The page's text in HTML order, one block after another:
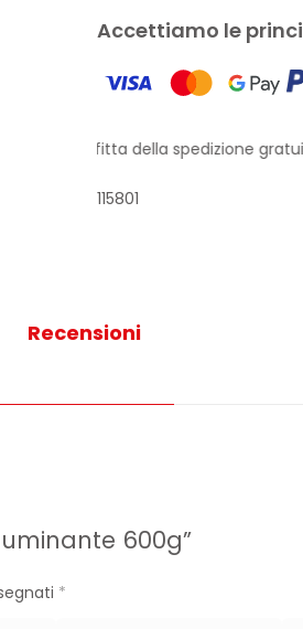
Accettiamo le
Approfitta della spedizione
115801
Recensioni
600g”
*